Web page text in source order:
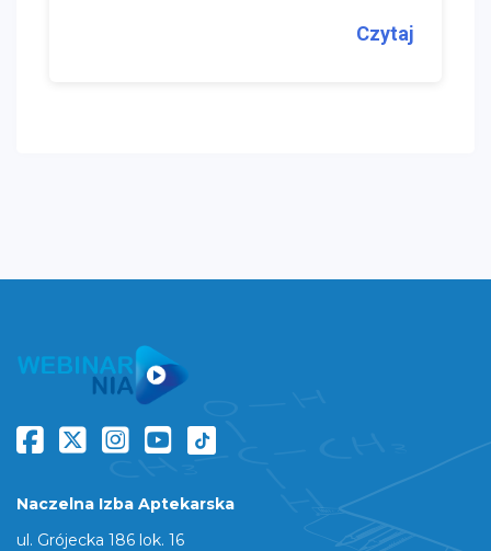
Czytaj
Naczelna Izba Aptekarska
ul. Grójecka 186 lok. 16